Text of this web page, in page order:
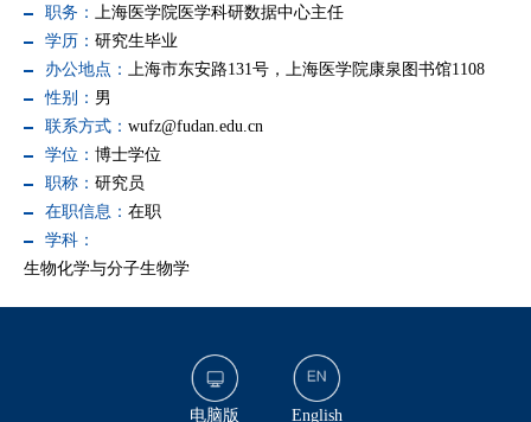
职务： 上海医学院医学科研数据中心主任
学历： 研究生毕业
办公地点： 上海市东安路131号，上海医学院康泉图书馆1108
性别： 男
联系方式： wufz@fudan.edu.cn
学位： 博士学位
职称： 研究员
在职信息： 在职
学科：
生物化学与分子生物学
电脑版 English